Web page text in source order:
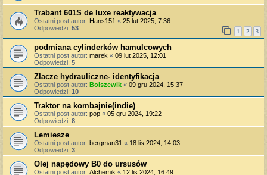
Trabant 601S de luxe reaktywacja
Ostatni post autor: Hans151 « 25 lut 2025, 7:36
Odpowiedzi: 53 1 2 3
podmiana cylinderków hamulcowych
Ostatni post autor: marek « 09 lut 2025, 12:01
Odpowiedzi: 5
Zlacze hydrauliczne- identyfikacja
Ostatni post autor: Bolszewik « 09 gru 2024, 15:37
Odpowiedzi: 10
Traktor na kombajnie(indie)
Ostatni post autor: pop « 05 gru 2024, 19:22
Odpowiedzi: 8
Lemiesze
Ostatni post autor: bergman31 « 18 lis 2024, 14:03
Odpowiedzi: 3
Olej napędowy B0 do ursusów
Ostatni post autor: Alchemik « 12 lis 2024, 16:49